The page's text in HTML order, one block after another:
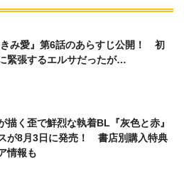
み愛』第6話のあらすじ公開！ 初
緊張するエルサだったが…
描く歪で鮮烈な執着BL『灰色と赤』
が8月3日に発売！ 書店別購入特典
情報も